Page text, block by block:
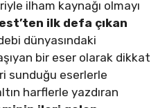
ilham kaynağı olmayı
ilk defa çıkan
dünyasındaki
bir eser olarak dikkat
sunduğu eserlerle
harflerle yazdıran